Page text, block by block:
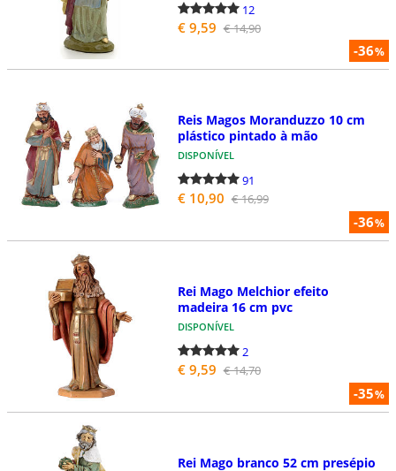
-36%
12
€ 9,59 € 14,90
-36%
Reis Magos Moranduzzo 10 cm
plástico pintado à mão
DISPONÍVEL
91
€ 10,90 € 16,99
-35%
Rei Mago Melchior efeito
madeira 16 cm pvc
DISPONÍVEL
2
€ 9,59 € 14,70
Rei Mago branco 52 cm presépio